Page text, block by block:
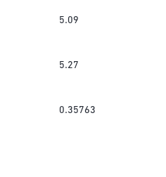
5.09
5.27
0.35763